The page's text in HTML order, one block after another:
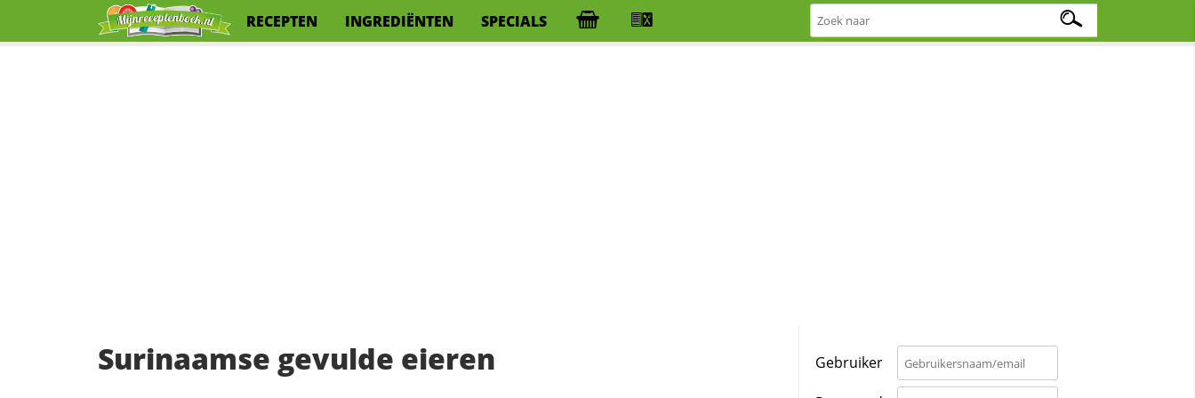
RECEPTEN INGREDIËNTEN SPECIALS
Surinaamse gevulde eieren Gebruiker